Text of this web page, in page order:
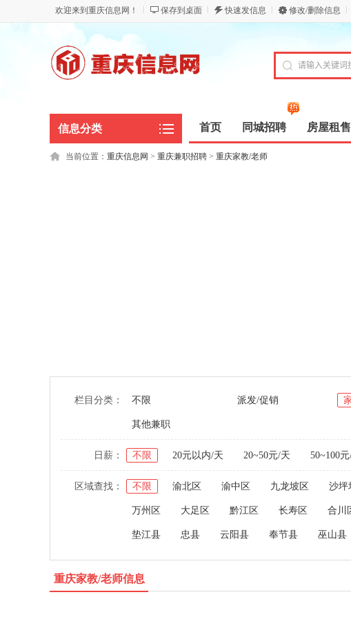
欢迎来到重庆信息网！ 保存到桌面 快速发信息 修改/删除信息
信息分类 首页 同城招聘 房屋租售
当前位置： 重庆信息网 > 重庆兼职招聘 > 重庆家教/老师
栏目分类： 不限 派发/促销
其他兼职
日薪： 不限 20元以内/天 20~50元/天 50~100
区域查找： 不限 渝北区 渝中区 九龙坡区 沙坪
万州区 大足区 黔江区 长寿区 合川
垫江县 忠县 云阳县 奉节县 巫山县
重庆家教/老师信息